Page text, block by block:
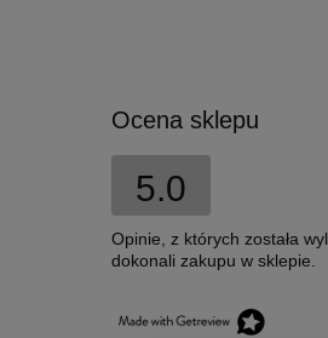
Ocena sklepu
5.0
Opinie, z których została
dokonali zakupu w sklepie.